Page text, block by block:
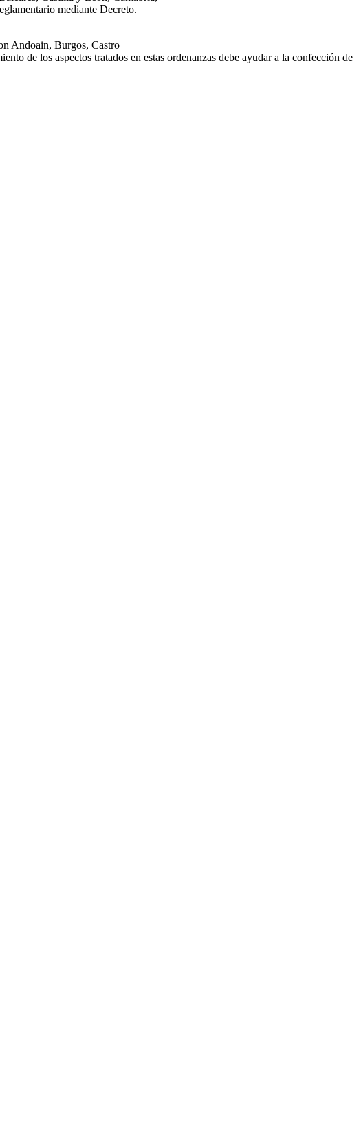
mediante Decreto.
Andoain, Burgos, Castro
de los aspectos tratados en estas ordenanzas debe ayudar a la confección de